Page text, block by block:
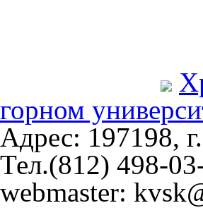
горном
Адрес: 197198,
Тел.(812) 498-
webmaster: